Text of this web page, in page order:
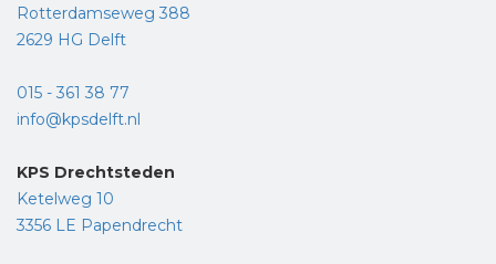
Rotterdamseweg 388
2629 HG Delft
015 - 361 38 77
info@kpsdelft.nl
KPS Drechtsteden
Ketelweg 10
3356 LE Papendrecht